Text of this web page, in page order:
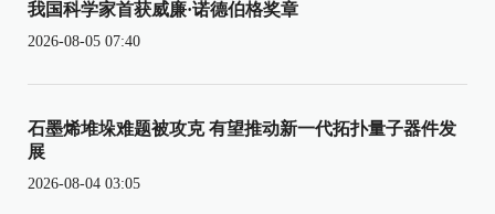
我国科学家首获威廉·诺德伯格奖章
2026-08-05 07:40
石墨烯堆垛难题被攻克 有望推动新一代拓扑量子器件发
展
2026-08-04 03:05